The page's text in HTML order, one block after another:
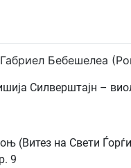
Бебешелеа
Силверштајн –
(Витез на Свети
9